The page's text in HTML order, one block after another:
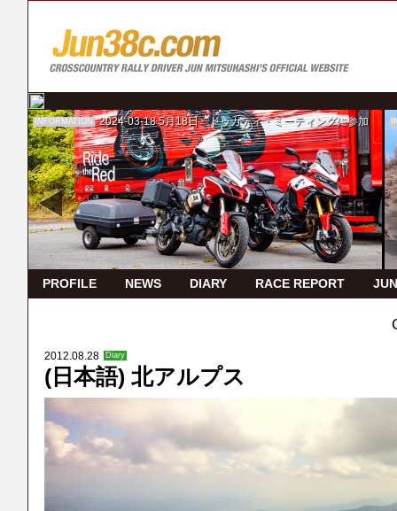
INFORMATION 2024-03-18 5月18日 ドゥカティ・ミーティングに参加
PROFILE NEWS DIARY RACE REPORT
2012.08.28 Diary
(日本語) 北アルプス